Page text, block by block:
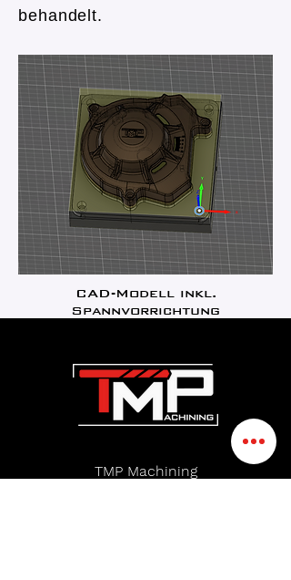
behandelt.
CAD-Modell inkl.
Spannvorrichtung
TMP Machining